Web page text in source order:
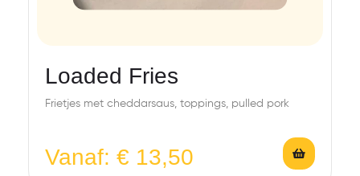
Loaded Fries
Frietjes met cheddarsaus, toppings, pulled pork
Vanaf: € 13,50